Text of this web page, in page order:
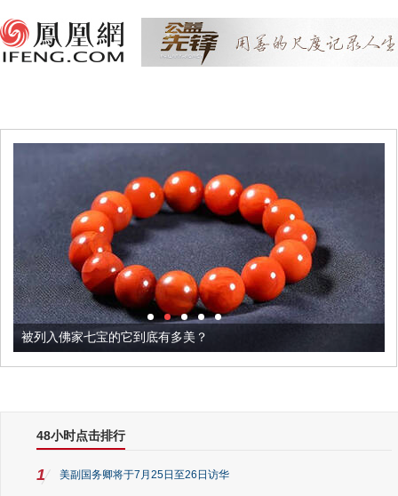
被列入佛家七宝的它到底有多美？
48小时点击排行
1 美副国务卿将于7月25日至26日访华